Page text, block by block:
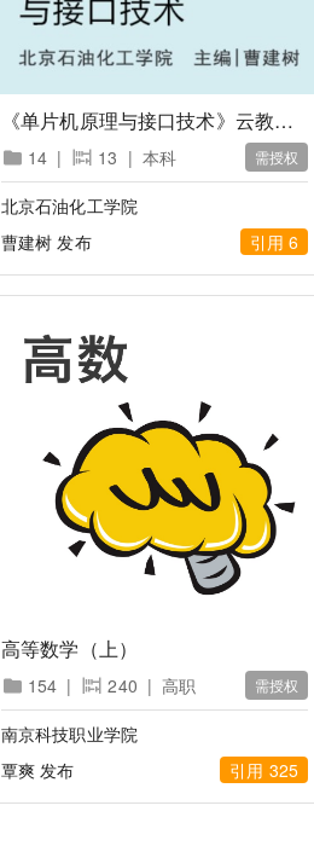
《单片机原理与接口技术》云教材配套资源
14 | 13 | 本科 需授权
北京石油化工学院
曹建树 发布
引用 6
高等数学（上）
154 | 240 | 高职 需授权
南京科技职业学院
覃爽 发布
引用 325